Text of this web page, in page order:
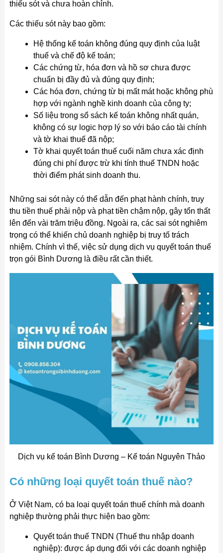
thiếu sót và chưa hoàn chỉnh.
Các thiếu sót này bao gồm:
Hệ thống kế toán không đúng quy định của luật
thuế và chế độ kế toán;
Các chứng từ, hóa đơn và hồ sơ chưa được
chuẩn bị đầy đủ và đúng quy định;
Các hóa đơn, chứng từ bị mất mát hoặc không phù
hợp với ngành nghề kinh doanh của công ty;
Số liệu trong sổ sách kế toán không nhất quán,
không có sự logic hợp lý so với báo cáo tài chính
và tờ khai thuế đã nộp;
Tờ khai quyết toán thuế cuối năm chưa xác định
đúng chi phí được trừ khi tính thuế TNDN hoặc
thời điểm phát sinh doanh thu.
Những sai sót này có thể dẫn đến phạt hành chính, truy
thu tiền thuế phải nộp và phạt tiền chậm nộp, gây tổn thất
lên đến vài trăm triệu đồng. Ngoài ra, các sai sót nghiêm
trọng có thể khiến chủ doanh nghiệp bị truy tố trách
nhiệm. Chính vì thế, việc sử dụng dịch vụ quyết toán thuế
trọn gói Bình Dương là điều rất cần thiết.
Dịch vụ kế toán Bình Dương – Kế toán Nguyên Thảo
Có những loại quyết toán thuế nào?
Ở Việt Nam, có ba loại quyết toán thuế chính mà doanh
nghiệp thường phải thực hiện bao gồm:
Quyết toán thuế TNDN (Thuế thu nhập doanh
nghiệp): được áp dụng đối với các doanh nghiệp